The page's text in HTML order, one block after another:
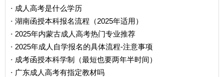
· 成人高考是什么学历
· ‌湖南函授本科报名流程（2025年适用）‌
· 2025年内蒙古成人高考热门专业推荐
· 2025年成人自学报名的具体流程-注意事项
· 成考函授本科学制（最短也要两年半时间）
· 广东成人高考有指定教材吗